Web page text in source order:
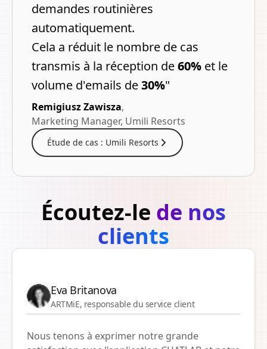
demandes routinières
automatiquement.
Cela a réduit le nombre de cas
transmis à la réception de60% et le
volume d'emails de30%"
Remigiusz Zawisza,
Marketing Manager, Umili Resorts
Étude de cas : Umili Resorts
Écoutez-le de nos
clients
Eva Britanova
ARTMiE, responsable du service client
Nous tenons à exprimer notre grande